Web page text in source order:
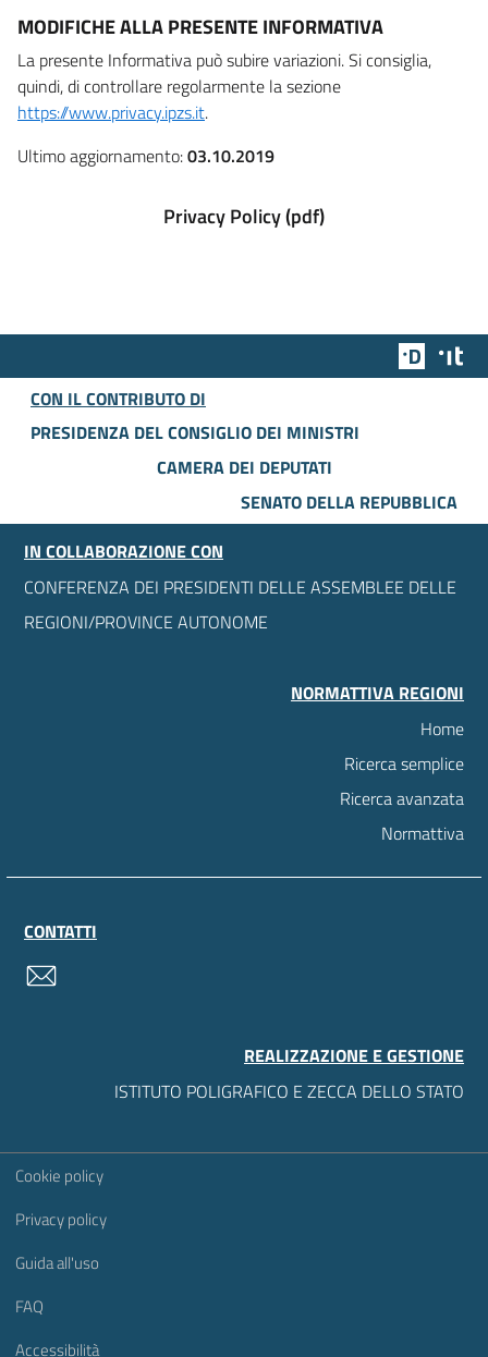
MODIFICHE ALLA PRESENTE INFORMATIVA
La presente Informativa può subire variazioni. Si consiglia,
quindi, di controllare regolarmente la sezione
https://www.privacy.ipzs.it.
Ultimo aggiornamento:03.10.2019
Privacy Policy (pdf)
Team
CON IL CONTRIBUTO DI
PRESIDENZA DEL CONSIGLIO DEI MINISTRI
CAMERA DEI DEPUTATI
SENATO DELLA REPUBBLICA
IN COLLABORAZIONE CON
CONFERENZA DEI PRESIDENTI DELLE ASSEMBLEE DELLE
REGIONI/PROVINCE AUTONOME
NORMATTIVA REGIONI
Home
Ricerca semplice
Ricerca avanzata
Normattiva
CONTATTI
REALIZZAZIONE E GESTIONE
ISTITUTO POLIGRAFICO E ZECCA DELLO STATO
Sezione Link Utili
Cookie policy
Privacy policy
Guida all'uso
FAQ
Accessibilità